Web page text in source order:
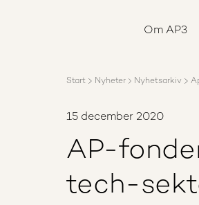
Om AP3
Start Nyheter Nyhetsarkiv
15 december 2020
AP-
tech-